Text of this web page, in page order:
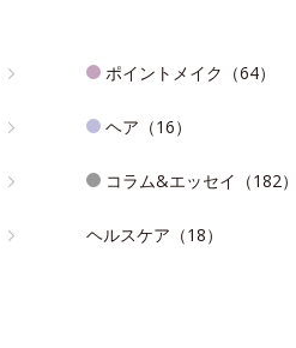
ポイントメイク（64）
ヘア（16）
コラム&エッセイ（182）
ヘルスケア（18）